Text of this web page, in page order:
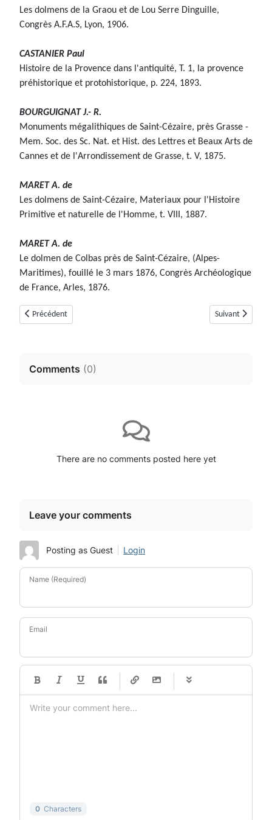
Les dolmens de la Graou et de Lou Serre Dinguille,
Congrès A.F.A.S, Lyon, 1906.
CASTANIER Paul
Histoire de la Provence dans l'antiquité, T. 1, la provence
préhistorique et protohistorique, p. 224, 1893.
BOURGUIGNAT J.- R.
Monuments mégalithiques de Saint-Cézaire, près Grasse -
Mem. Soc. des Sc. Nat. et Hist. des Lettres et Beaux Arts de
Cannes et de l'Arrondissement de Grasse, t. V, 1875.
MARET A. de
Les dolmens de Saint-Cézaire, Materiaux pour l'Histoire
Primitive et naturelle de l'Homme, t. VIII, 1887.
MARET A. de
Le dolmen de Colbas près de Saint-Cézaire, (Alpes-
Maritimes), fouillé le 3 mars 1876, Congrès Archéologique
de France, Arles, 1876.
Article précédent : Tumulus de Serre Dinguilhe / Serre Dinguille (Saint-
Précédent Article suivant :
Suivant
Comments (0)
There are no comments posted here yet
Leave your comments
Posting as Guest Login
Name (Required)
Email
-
-
-
-
0 Characters